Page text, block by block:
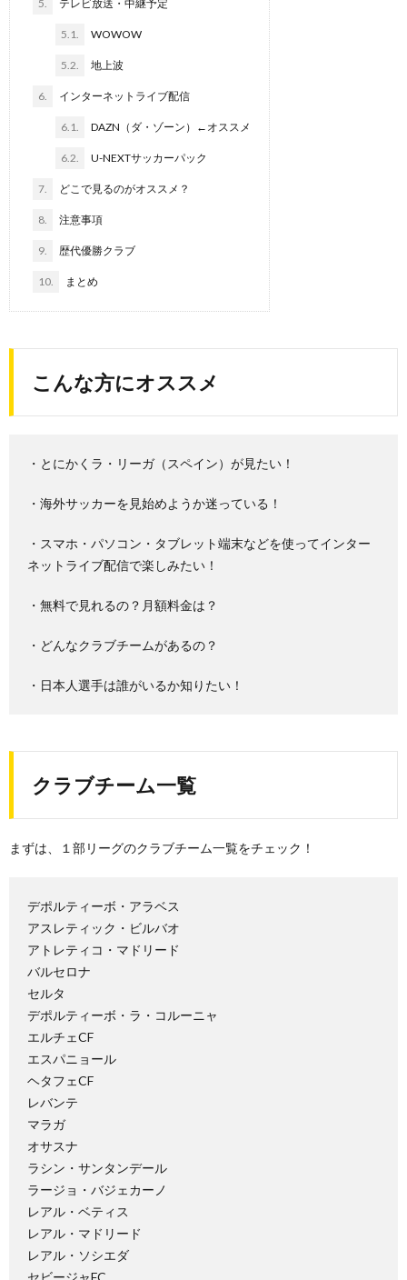
5. テレビ放送・中継予定
5.1. WOWOW
5.2. 地上波
6. インターネットライブ配信
6.1. DAZN（ダ・ゾーン）←オススメ
6.2. U-NEXTサッカーパック
7. どこで見るのがオススメ？
8. 注意事項
9. 歴代優勝クラブ
10. まとめ
こんな方にオススメ
・とにかくラ・リーガ（スペイン）が見たい！
・海外サッカーを見始めようか迷っている！
・スマホ・パソコン・タブレット端末などを使ってインター
ネットライブ配信で楽しみたい！
・無料で見れるの？月額料金は？
・どんなクラブチームがあるの？
・日本人選手は誰がいるか知りたい！
クラブチーム一覧
まずは、１部リーグのクラブチーム一覧をチェック！
デポルティーボ・アラベス
アスレティック・ビルバオ
アトレティコ・マドリード
バルセロナ
セルタ
デポルティーボ・ラ・コルーニャ
エルチェCF
エスパニョール
ヘタフェCF
レバンテ
マラガ
オサスナ
ラシン・サンタンデール
ラージョ・バジェカーノ
レアル・ベティス
レアル・マドリード
レアル・ソシエダ
セビージャFC